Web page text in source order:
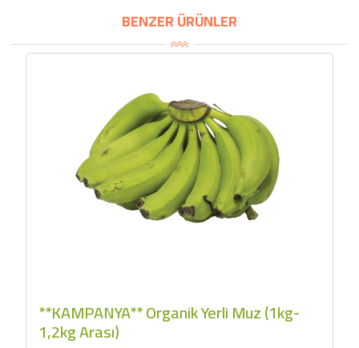
BENZER ÜRÜNLER
**KAMPANYA** Organik Yerli Muz (1kg-
1,2kg Arası)